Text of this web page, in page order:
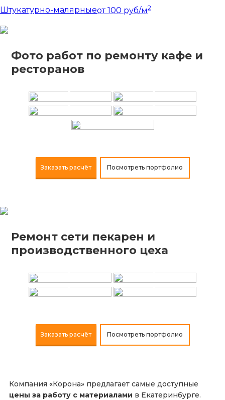
Штукатурно-малярныеот 100 руб/м2
Фото работ по ремонту кафе и
ресторанов
+ +
+ +
+
Заказать расчёт Посмотреть портфолио
Ремонт сети пекарен и
производственного цеха
+ +
+ +
Заказать расчёт Посмотреть портфолио
Компания «Корона» предлагает самые доступные
цены за работу с материалами в Екатеринбурге.